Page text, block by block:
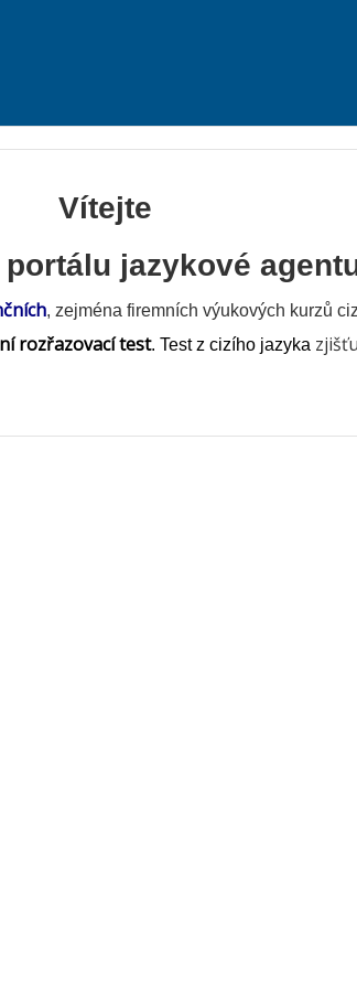
Vítejte
jazykové
, zejména firemních výukových kurzů
rozřazovací test. Test z cizího jazyka